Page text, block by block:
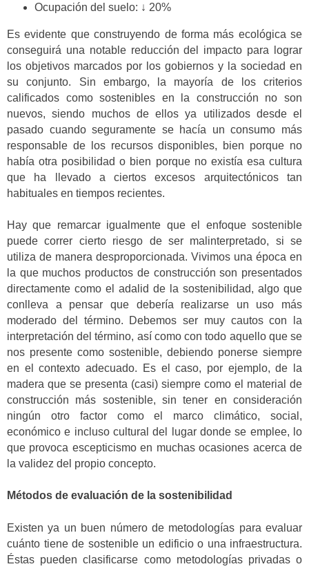
Ocupación del suelo: ↓ 20%
Es evidente que construyendo de forma más ecológica se
conseguirá una notable reducción del impacto para lograr
los objetivos marcados por los gobiernos y la sociedad en
su conjunto. Sin embargo, la mayoría de los criterios
calificados como sostenibles en la construcción no son
nuevos, siendo muchos de ellos ya utilizados desde el
pasado cuando seguramente se hacía un consumo más
responsable de los recursos disponibles, bien porque no
había otra posibilidad o bien porque no existía esa cultura
que ha llevado a ciertos excesos arquitectónicos tan
habituales en tiempos recientes.
Hay que remarcar igualmente que el enfoque sostenible
puede correr cierto riesgo de ser malinterpretado, si se
utiliza de manera desproporcionada. Vivimos una época en
la que muchos productos de construcción son presentados
directamente como el adalid de la sostenibilidad, algo que
conlleva a pensar que debería realizarse un uso más
moderado del término. Debemos ser muy cautos con la
interpretación del término, así como con todo aquello que se
nos presente como sostenible, debiendo ponerse siempre
en el contexto adecuado. Es el caso, por ejemplo, de la
madera que se presenta (casi) siempre como el material de
construcción más sostenible, sin tener en consideración
ningún otro factor como el marco climático, social,
económico e incluso cultural del lugar donde se emplee, lo
que provoca escepticismo en muchas ocasiones acerca de
la validez del propio concepto.
Métodos de evaluación de la sostenibilidad
Existen ya un buen número de metodologías para evaluar
cuánto tiene de sostenible un edificio o una infraestructura.
Éstas pueden clasificarse como metodologías privadas o